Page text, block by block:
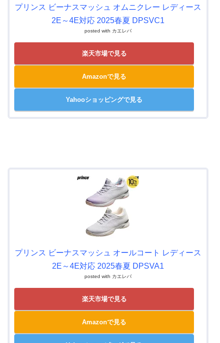
プリンス ビーナスマッシュ オムニクレー レディース
2E～4E対応 2025春夏 DPSVC1
posted with カエレバ
楽天市場で見る
Amazonで見る
Yahooショッピングで見る
プリンス ビーナスマッシュ オールコート レディース
2E～4E対応 2025春夏 DPSVA1
posted with カエレバ
楽天市場で見る
Amazonで見る